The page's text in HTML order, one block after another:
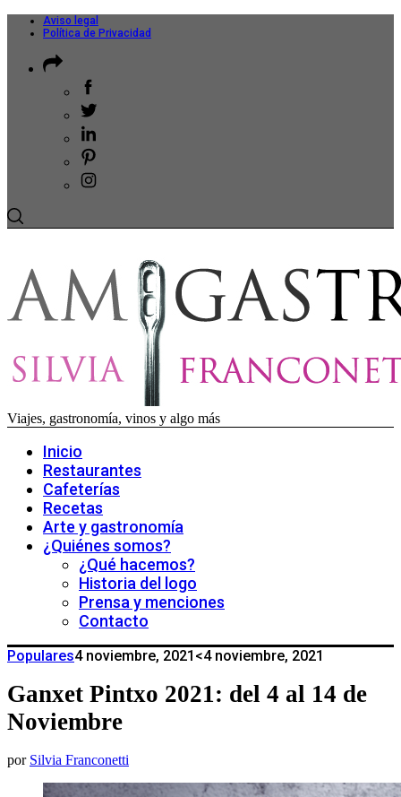
Aviso legal
Política de Privacidad
Viajes, gastronomía, vinos y algo más
Inicio
Restaurantes
Cafeterías
Recetas
Arte y gastronomía
¿Quiénes somos?
¿Qué hacemos?
Historia del logo
Prensa y menciones
Contacto
Populares4 noviembre, 2021 <4 noviembre, 2021
Ganxet Pintxo 2021: del 4 al 14 de
Noviembre
por Silvia Franconetti